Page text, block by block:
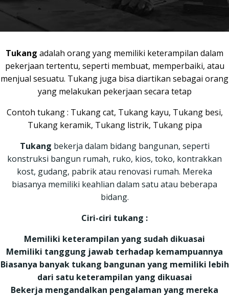
Tukang adalah orang yang memiliki keterampilan dalam
pekerjaan tertentu, seperti membuat, memperbaiki, atau
menjual sesuatu. Tukang juga bisa diartikan sebagai orang
yang melakukan pekerjaan secara tetap
Contoh tukang : Tukang cat, Tukang kayu, Tukang besi,
Tukang keramik, Tukang listrik, Tukang pipa
Tukang bekerja dalam bidang bangunan, seperti
konstruksi bangun rumah, ruko, kios, toko, kontrakkan
kost, gudang, pabrik atau renovasi rumah. Mereka
biasanya memiliki keahlian dalam satu atau beberapa
bidang.
Ciri-ciri tukang :
Memiliki keterampilan yang sudah dikuasai
Memiliki tanggung jawab terhadap kemampuannya
Biasanya banyak tukang bangunan yang memiliki lebih
dari satu keterampilan yang dikuasai
Bekerja mengandalkan pengalaman yang mereka